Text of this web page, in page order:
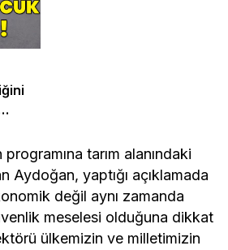
tarım alanındaki
Aydoğan, yaptığı açıklamada
değil aynı zamanda
meselesi olduğuna dikkat
ülkemizin ve milletimizin